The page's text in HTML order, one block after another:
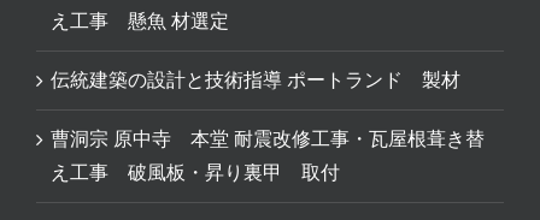
え工事 懸魚 材選定
伝統建築の設計と技術指導 ポートランド 製材
曹洞宗 原中寺 本堂 耐震改修工事・瓦屋根葺き替
え工事 破風板・昇り裏甲 取付